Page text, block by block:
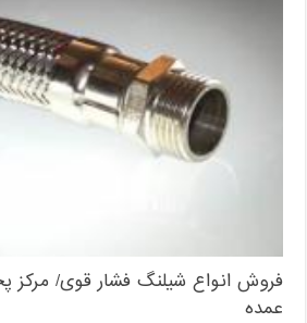
فروش انواع شیلنگ فشار قوی/
عمده